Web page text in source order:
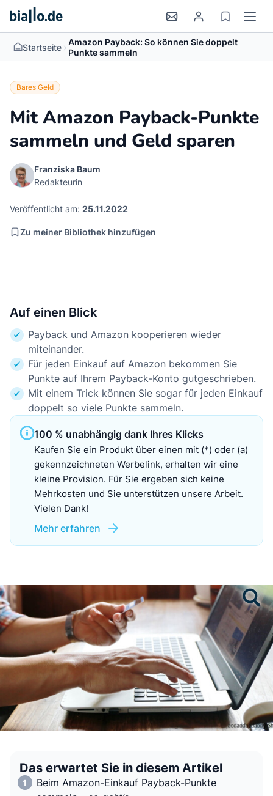
Startseite > Amazon Payback: So können Sie doppelt
Punkte sammeln
Bares Geld
Mit Amazon Payback-Punkte
sammeln und Geld sparen
Franziska Baum
Redakteurin
Veröffentlicht am: 25.11.2022
Zu meiner Bibliothek hinzufügen
Auf einen Blick
Payback und Amazon kooperieren wieder
miteinander.
Für jeden Einkauf auf Amazon bekommen Sie
Punkte auf Ihrem Payback-Konto gutgeschrieben.
Mit einem Trick können Sie sogar für jeden Einkauf
doppelt so viele Punkte sammeln.
100 % unabhängig dank Ihres Klicks
Kaufen Sie ein Produkt über einen mit (*) oder (a)
gekennzeichneten Werbelink, erhalten wir eine
kleine Provision. Für Sie ergeben sich keine
Mehrkosten und Sie unterstützen unsere Arbeit.
Vielen Dank!
Mehr erfahren
Das erwartet Sie in diesem Artikel
Beim Amazon-Einkauf Payback-Punkte